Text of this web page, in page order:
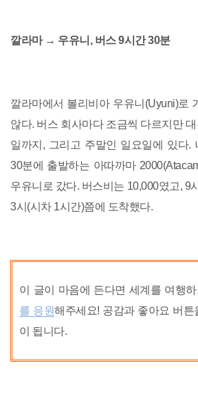
깔라마 → 우유니, 버스 9시간 30분
깔라마에서 볼리비아 우유니(Uyuni)로
않다. 버스 회사마다 조금씩 다르지만
일까지, 그리고 주말인 일요일에 있다.
30분에 출발하는 아따까마
우유니로 갔다. 버스비는 10,000였고, 9
3시(시차 1시간)쯤에 도착했다.
이 글이 마음에 든다면 세계를 여행
를 응원해주세요! 공감과 좋아요 버튼
이 됩니다.